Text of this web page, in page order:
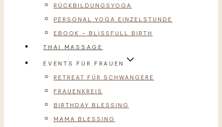
RÜCKBILDUNGSYOGA
PERSONAL YOGA EINZELSTUNDE
EBOOK – BLISSFULL BIRTH
THAI MASSAGE
EVENTS FÜR FRAUEN
RETREAT FÜR SCHWANGERE
FRAUENKREIS
BIRTHDAY BLESSING
MAMA BLESSING